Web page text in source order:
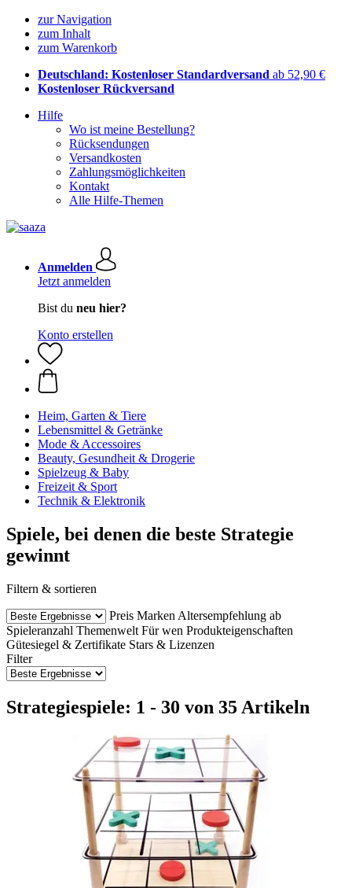
zur Navigation
zum Inhalt
zum Warenkorb
Deutschland: Kostenloser Standardversand ab 52,90 €
Kostenloser Rückversand
Hilfe
Wo ist meine Bestellung?
Rücksendungen
Versandkosten
Zahlungsmöglichkeiten
Kontakt
Alle Hilfe-Themen
Anmelden
Jetzt anmelden
Bist du neu hier?
Konto erstellen
Heim, Garten & Tiere
Lebensmittel & Getränke
Mode & Accessoires
Beauty, Gesundheit & Drogerie
Spielzeug & Baby
Freizeit & Sport
Technik & Elektronik
Spiele, bei denen die beste Strategie
gewinnt
Filtern & sortieren
Preis Marken Altersempfehlung ab
Spieleranzahl Themenwelt Für wen Produkteigenschaften
Gütesiegel & Zertifikate Stars & Lizenzen
Filter
Strategiespiele: 1 - 30 von 35 Artikeln